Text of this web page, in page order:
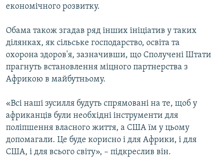
економічного розвитку.
Обама також згадав ряд інших ініціатив у таких
ділянках, як сільське господарство, освіта та
охорона здоров'я, зазначивши, що Сполучені Штати
прагнуть встановлення міцного партнерства з
Африкою в майбутньому.
«Всі наші зусилля будуть спрямовані на те, щоб у
африканців були необхідні інструменти для
поліпшення власного життя, а США їм у цьому
допомагали. Це буде корисно і для Африки, і для
США, і для всього світу», – підкреслив він.